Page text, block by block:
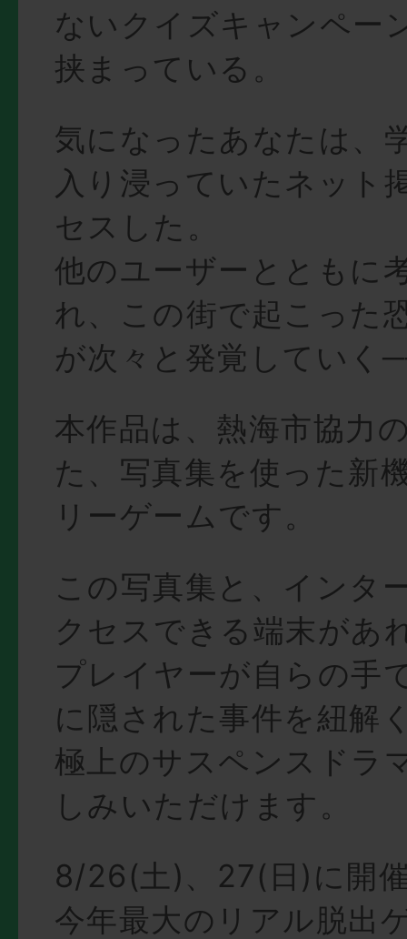
ないクイズキャンペー
挟まっている。
気になったあなたは、
入り浸っていたネット
セスした。
他のユーザーとともに
れ、この街で起こった
が次々と発覚していく
本作品は、熱海市協力
た、写真集を使った新
リーゲームです。
この写真集と、インタ
クセスできる端末があ
プレイヤーが自らの手
に隠された事件を紐解
極上のサスペンスドラ
しみいただけます。
8/26(土)、27(日)に開
今年最大のリアル脱出